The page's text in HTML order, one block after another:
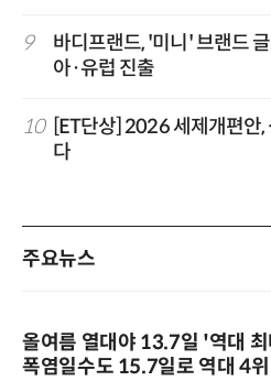
9
바디프랜드, '미니' 브랜드
아·유럽 진출
10 [ET단상] 2026 세제개편안
다
주요뉴스
올여름 열대야 13.7일 '역대
폭염일수도 15.7일로 역대 4위